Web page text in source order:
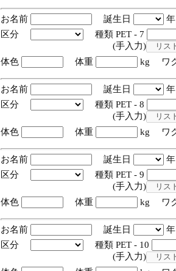
お名前 誕生日
区分
種類 PET - 7
(手入力)
体色
体重 kg ワ
お名前 誕生日
区分
種類 PET - 8
(手入力)
体色
体重 kg ワ
お名前 誕生日
区分
種類 PET - 9
(手入力)
体色
体重 kg ワ
お名前 誕生日
区分
種類 PET - 10
(手入力)